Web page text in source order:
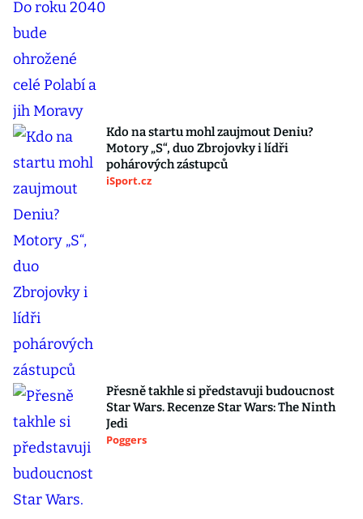
Kdo na startu mohl zaujmout Deniu?
Motory „S“, duo Zbrojovky i lídři
pohárových zástupců
iSport.cz
Přesně takhle si představuji budoucnost
Star Wars. Recenze Star Wars: The Ninth
Jedi
Poggers